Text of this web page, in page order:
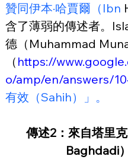
贊同伊本·哈賈爾（Ibn
含了薄弱的傳述者。
德（Muhammad
（ https://
o/amp/en/answers/
有效（Sahih）」。
傳述2：來自塔里
Baghdadi